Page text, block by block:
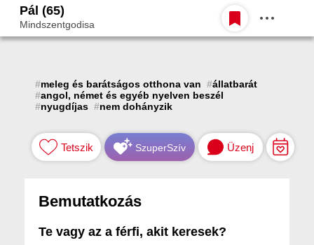
Egy jó randiból bármi lehet.
Belépés
Pál (65)
Mindszentgodisa
#meleg és barátságos otthona van #állatbarát
#angol, német és egyéb nyelven beszél #
#nem dohányzik
Tetszik SzuperSzív Üzenj
Bemutatkozás
Te vagy az a férfi, akit keresek?